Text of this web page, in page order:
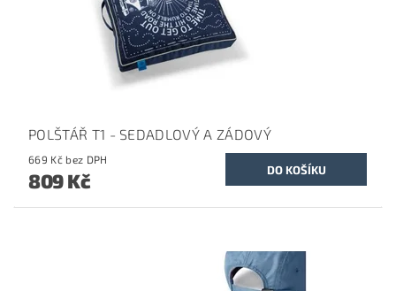
POLŠTÁŘ T1 - SEDADLOVÝ A ZÁDOVÝ
669 Kč bez DPH
809 Kč